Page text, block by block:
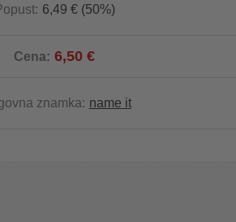
6,49 € (50%)
Cena: 6,50 €
znamka: name it